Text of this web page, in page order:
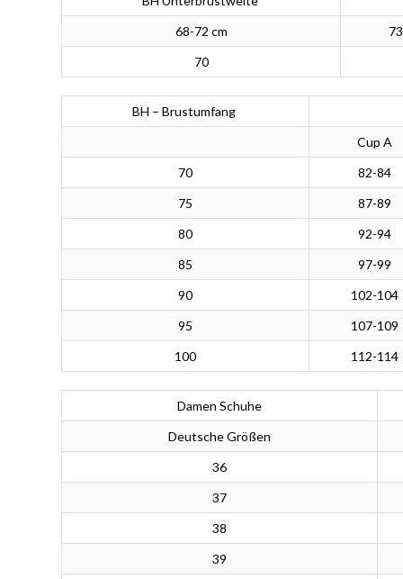
68-72 cm
70
BH – Brustumfang
Cup A
70
82-84
75
87-89
80
92-94
85
97-99
90
102-104
95
107-109
100
112-114
Damen Schuhe
Deutsche Größen
36
37
38
39